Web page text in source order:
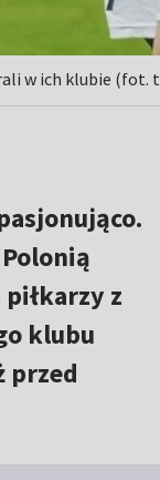
w ich klubie
z
klubu
przed